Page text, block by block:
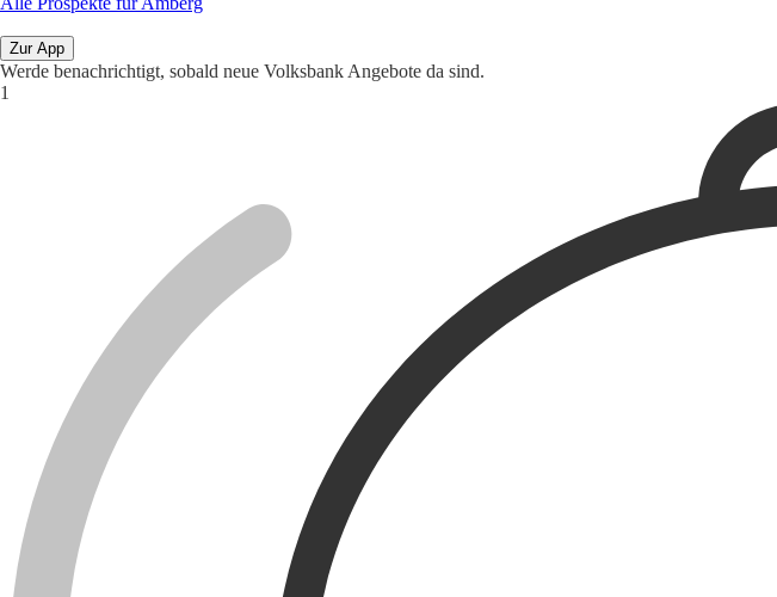
Zur App
Werde benachrichtigt, sobald neue Volksbank Angebote da sind.